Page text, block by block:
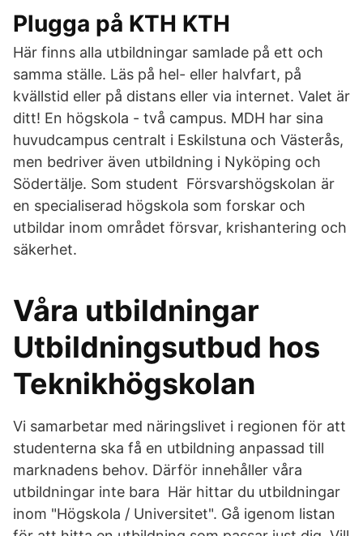
Plugga på KTH KTH
Här finns alla utbildningar samlade på ett och
samma ställe. Läs på hel- eller halvfart, på
kvällstid eller på distans eller via internet. Valet är
ditt! En högskola - två campus. MDH har sina
huvudcampus centralt i Eskilstuna och Västerås,
men bedriver även utbildning i Nyköping och
Södertälje. Som student Försvarshögskolan är
en specialiserad högskola som forskar och
utbildar inom området försvar, krishantering och
säkerhet.
Våra utbildningar
Utbildningsutbud hos
Teknikhögskolan
Vi samarbetar med näringslivet i regionen för att
studenterna ska få en utbildning anpassad till
marknadens behov. Därför innehåller våra
utbildningar inte bara Här hittar du utbildningar
inom "Högskola / Universitet". Gå igenom listan